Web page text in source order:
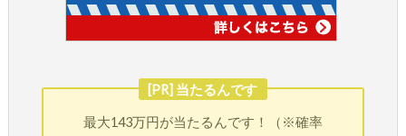
[PR] 当たるんです
最大143万円が当たるんです！（※確率